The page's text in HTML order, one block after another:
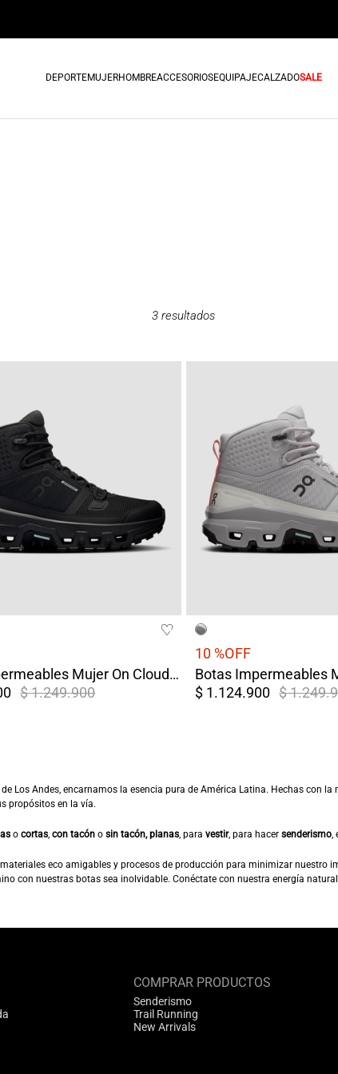
DEPORTEMUJERHOMBREACCESORIOSEQUIPAJECALZADOSALE
3resultados
Botas Impermeables Mujer On Cloudrock Mid WP Negro
$ 1.249.900
10 %OFF
$ 1.124.900 $
Los Andes, encarnamos la esencia pura de América Latina. Hechas con
propósitos en la vía.
o cortas, con tacón o sin tacón, planas, para vestir, para hacer senderismo,
eco amigables y procesos de producción para minimizar nuestro
con nuestras botas sea inolvidable. Conéctate con nuestra energía
COMPRAR PRODUCTOS
Senderismo
Trail Running
New Arrivals